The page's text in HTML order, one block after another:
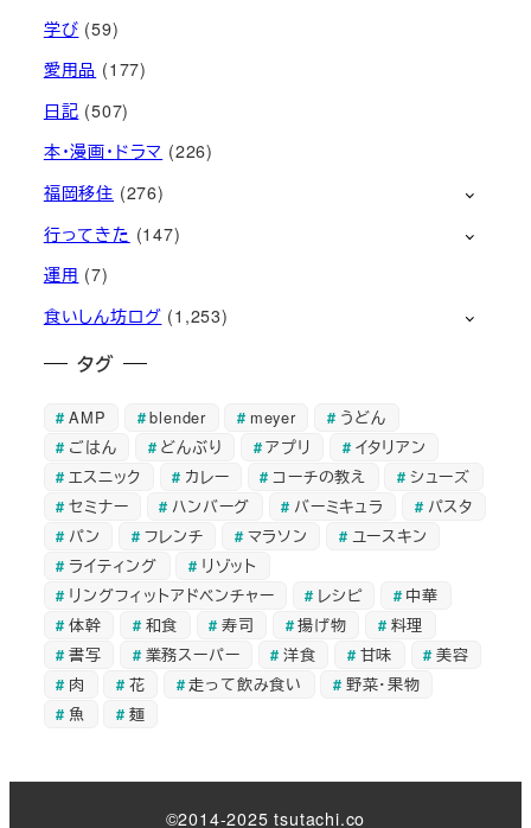
学び (59)
愛用品 (177)
日記 (507)
本・漫画・ドラマ (226)
福岡移住 (276)
行ってきた (147)
運用 (7)
食いしん坊ログ (1,253)
タグ
AMP blender meyer
うどん
ごはん
どんぶり アプリ
イタリアン
エスニック
カレー コーチの教え
シューズ
セミナー
ハンバーグ バーミキュラ
パスタ
パン
フレンチ マラソン
ユースキン
ライティング
リゾット
リングフィットアドベンチャー
レシピ
中華
体幹
和食 寿司 揚げ物
料理
書写
業務スーパー 洋食 甘味
美容
肉
花 走って飲み食い
野菜・果物
魚
麺
©2014-2025 tsutachi.co